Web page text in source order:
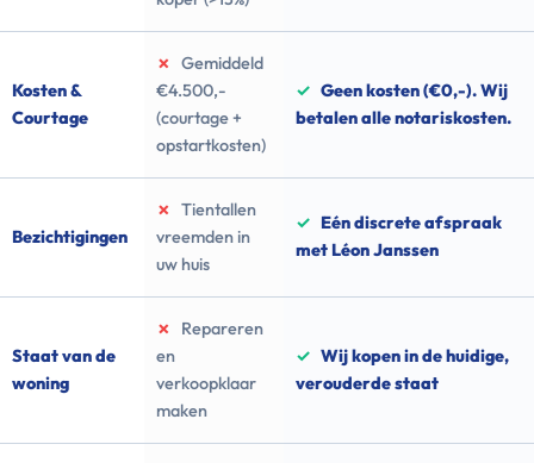
Kosten &
Courtage
✗
Gemiddeld
€4.500,-
(courtage +
opstartkosten)
✓ Geen kosten (€0,-). Wij
betalen alle notariskosten.
Bezichtigingen
✗
Tientallen
vreemden in
uw huis
✓ Eén discrete afspraak
met Léon Janssen
Staat van de
woning
✗
Repareren
en
verkoopklaar
maken
✓ Wij kopen in de huidige,
verouderde staat